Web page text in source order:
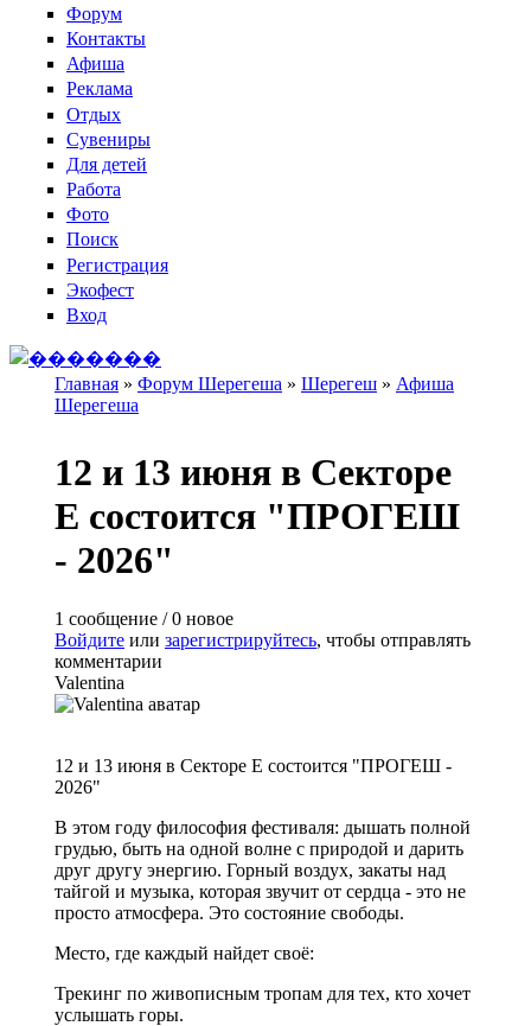
Форум
Контакты
Афиша
Реклама
Отдых
Сувениры
Для детей
Работа
Фото
Поиск
Регистрация
Экофест
Вход
Вы здесь
Главная » Форум Шерегеша » Шерегеш » Афиша
Шерегеша
12 и 13 июня в Секторе
Е состоится "ПРОГЕШ
- 2026"
1 сообщение / 0 новое
Войдите или зарегистрируйтесь, чтобы отправлять
комментарии
Valentina
12 и 13 июня в Секторе Е состоится "ПРОГЕШ -
2026"
В этом году философия фестиваля: дышать полной
грудью, быть на одной волне с природой и дарить
друг другу энергию. Горный воздух, закаты над
тайгой и музыка, которая звучит от сердца - это не
просто атмосфера. Это состояние свободы.
Место, где каждый найдет своё:
Трекинг по живописным тропам для тех, кто хочет
услышать горы.